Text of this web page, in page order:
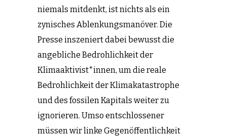
niemals mitdenkt, ist nichts als ein
zynisches Ablenkungsmanöver. Die
Presse inszeniert dabei bewusst die
angebliche Bedrohlichkeit der
Klimaaktivist*innen, um die reale
Bedrohlichkeit der Klimakatastrophe
und des fossilen Kapitals weiter zu
ignorieren. Umso entschlossener
müssen wir linke Gegenöffentlichkeit